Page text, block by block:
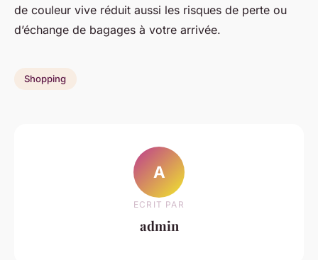
de couleur vive réduit aussi les risques de perte ou
d’échange de bagages à votre arrivée.
Shopping
A
ECRIT PAR
admin